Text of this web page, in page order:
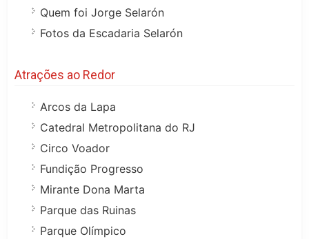
Quem foi Jorge Selarón
Fotos da Escadaria Selarón
Atrações ao Redor
Arcos da Lapa
Catedral Metropolitana do RJ
Circo Voador
Fundição Progresso
Mirante Dona Marta
Parque das Ruinas
Parque Olímpico